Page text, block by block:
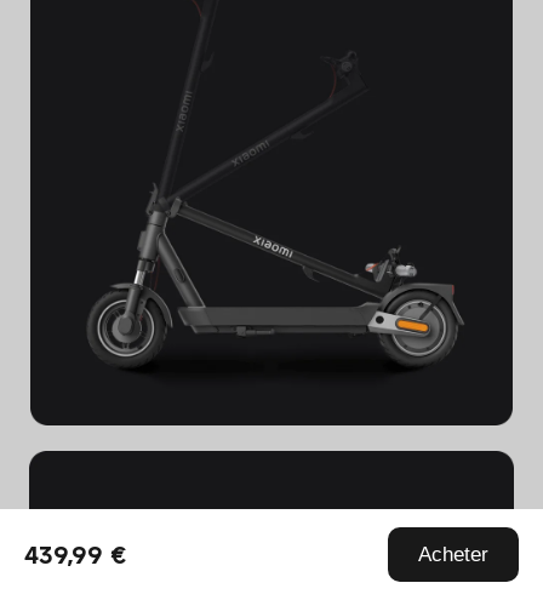
439,99 € Acheter
Nouveau plateau agrandi
pour une conduite plus